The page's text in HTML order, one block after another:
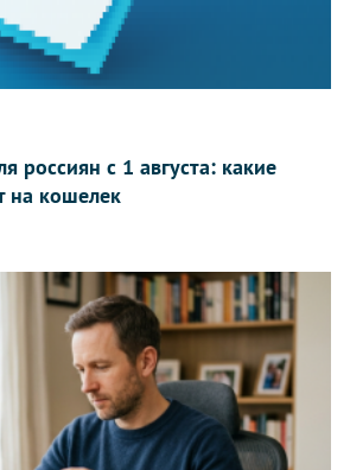
Написать
россиян с 1 августа: какие
на кошелек